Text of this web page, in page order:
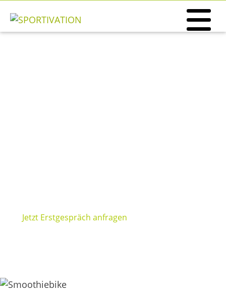
Jetzt Erstgespräch anfragen